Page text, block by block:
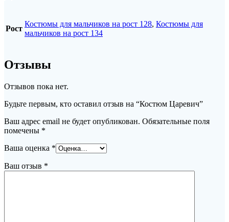
Рост
Костюмы для мальчиков на рост 128, Костюмы для
мальчиков на рост 134
Отзывы
Отзывов пока нет.
Будьте первым, кто оставил отзыв на “Костюм Царевич”
Ваш адрес email не будет опубликован. Обязательные поля
помечены *
Ваша оценка *
Ваш отзыв *